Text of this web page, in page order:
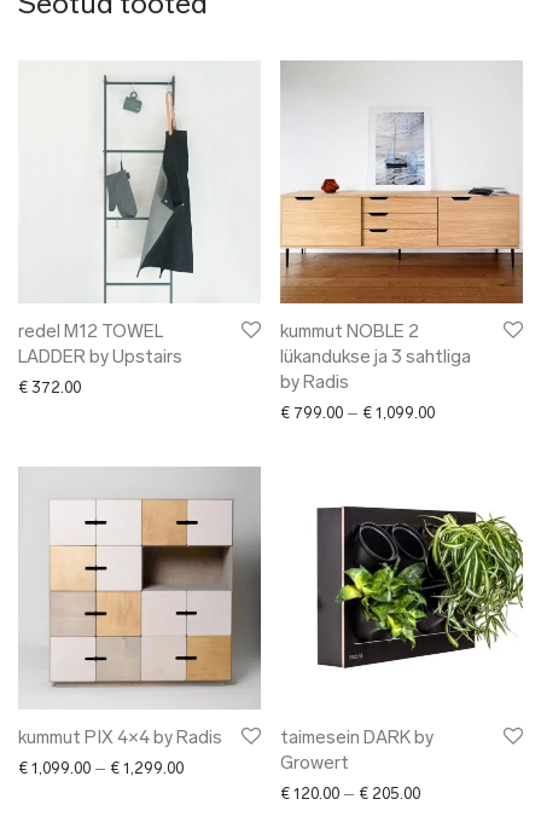
Seotud tooted
redel M12 TOWEL
LADDER by Upstairs
€ 372.00
kummut NOBLE 2
lükandukse ja 3 sahtliga
by Radis
€ 799.00 – € 1,099.00Price range: €
kummut PIX 4×4 by Radis
€ 1,099.00 – € 1,299.00Price range: € 1,099.00 through € 1,299.00
taimesein DARK by
Growert
€ 120.00 – € 205.00Price range: €